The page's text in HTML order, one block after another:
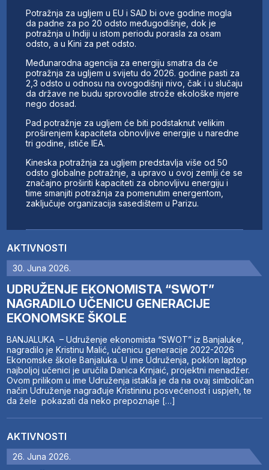
AKTIVNOSTI
30. Juna 2026.
UDRUŽENJE EKONOMISTA “SWOT”
NAGRADILO UČENICU GENERACIJE
EKONOMSKE ŠKOLE
BANJALUKA – Udruženje ekonomista “SWOT” iz Banjaluke,
nagradilo je Kristinu Malić, učenicu generacije 2022-2026
Ekonomske škole Banjaluka. U ime Udruženja, poklon laptop
najboljoj učenici je uručila Danica Krnjaić, projektni menadžer.
Ovom prilikom u ime Udruženja istakla je da na ovaj simboličan
način Udruženje nagrađuje Kristininu posvećenost i uspjeh, te
da žele pokazati da neko prepoznaje […]
AKTIVNOSTI
26. Juna 2026.
Potražnja za ugljem u EU i SAD bi ove godine mogla
da padne za po 20 odsto međugodišnje, dok je
potražnja u Indiji u istom periodu porasla za osam
odsto, a u Kini za pet odsto.
Međunarodna agencija za energiju smatra da će
potražnja za ugljem u svijetu do 2026. godine pasti za
2,3 odsto u odnosu na ovogodišnji nivo, čak i u slučaju
da države ne budu sprovodile strože ekološke mjere
nego dosad.
Pad potražnje za ugljem će biti podstaknut velikim
proširenjem kapaciteta obnovljive energije u naredne
tri godine, ističe IEA.
Kineska potražnja za ugljem predstavlja više od 50
odsto globalne potražnje, a upravo u ovoj zemlji će se
značajno proširiti kapaciteti za obnovljivu energiju i
time smanjiti potražnja za pomenutim energentom,
zaključuje organizacija sasedištem u Parizu.